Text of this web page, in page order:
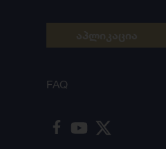
FAQ